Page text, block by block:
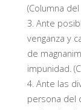
(Columna del
3. Ante
venganza y
de
impunidad.
4. Ante las
persona del